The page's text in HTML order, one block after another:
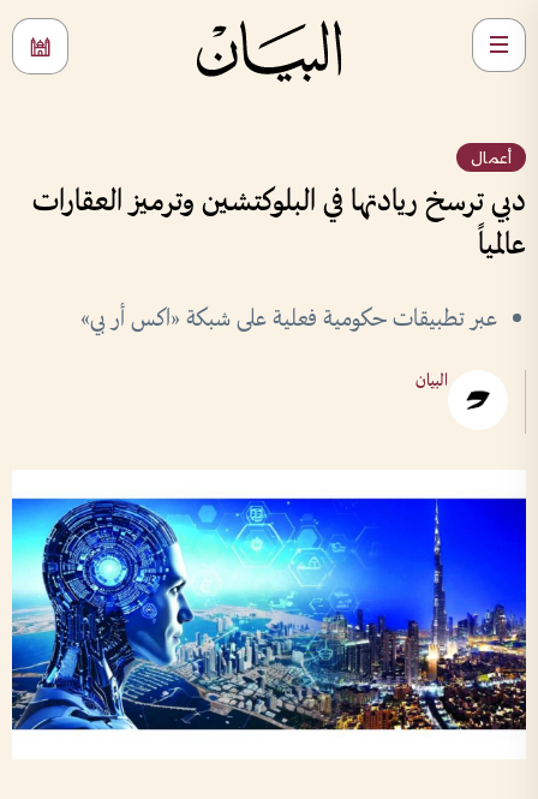
أعمال
دبي ترسخ ريادتها في البلوكتشين وترميز العقارات
عالمياً
عبر تطبيقات حكومية فعلية على شبكة «اكس أر بي»
البيان